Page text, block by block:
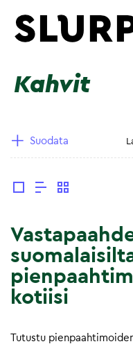
Kahvit
Suodata
kotiisi
Tutustu